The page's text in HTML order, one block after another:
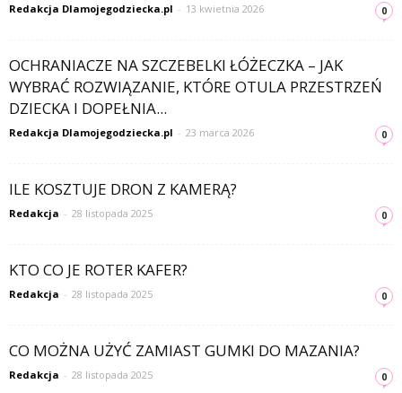
Redakcja Dlamojegodziecka.pl - 13 kwietnia 2026 0
OCHRANIACZE NA SZCZEBELKI ŁÓŻECZKA – JAK
WYBRAĆ ROZWIĄZANIE, KTÓRE OTULA PRZESTRZEŃ
DZIECKA I DOPEŁNIA...
Redakcja Dlamojegodziecka.pl - 23 marca 2026 0
ILE KOSZTUJE DRON Z KAMERĄ?
Redakcja - 28 listopada 2025 0
KTO CO JE ROTER KAFER?
Redakcja - 28 listopada 2025 0
CO MOŻNA UŻYĆ ZAMIAST GUMKI DO MAZANIA?
Redakcja - 28 listopada 2025 0